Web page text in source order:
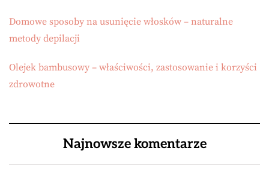
Domowe sposoby na usunięcie włosków – naturalne
metody depilacji
Olejek bambusowy – właściwości, zastosowanie i korzyści
zdrowotne
Najnowsze komentarze